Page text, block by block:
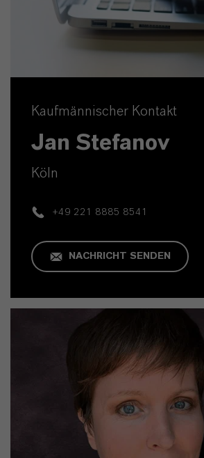
Kaufmännischer Kontakt
Jan Stefanov
Köln
+49 221 8885 8541
NACHRICHT SENDEN